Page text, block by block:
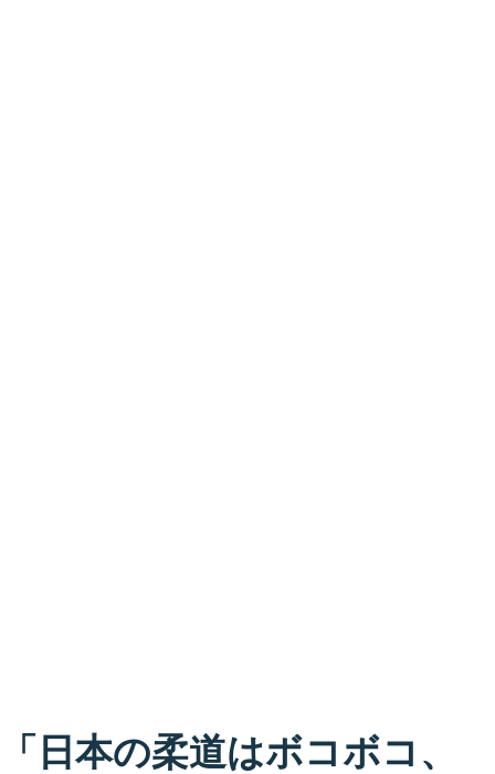
「日本の柔道はボコボコ、